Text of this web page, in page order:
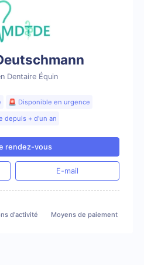
Dentaire Équin
🚨 Disponible en urgence
depuis + d'un an
rendez-vous
E-mail
d'activité Moyens de paiement